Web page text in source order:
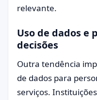
relevante.
Uso de dados e
decisões
Outra tendência
de dados para
serviços.